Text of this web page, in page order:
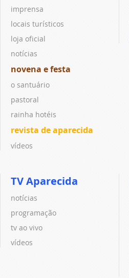
imprensa
locais turísticos
loja oficial
notícias
novena e festa
o santuário
pastoral
rainha hotéis
revista de aparecida
vídeos
TV Aparecida
notícias
programação
tv ao vivo
vídeos